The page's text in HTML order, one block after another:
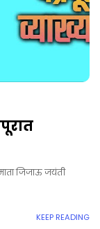
जिजाऊ जयंती
KEEP READING